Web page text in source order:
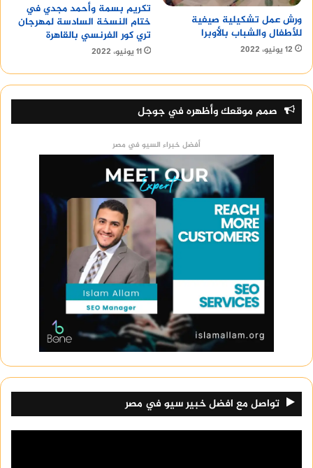
ورش عمل تشكيلية صيفية
للأطفال والشباب بالأوبرا
12 يونيو، 2022
تكريم بسمة وأحمد مجدي في
ختام النسخة السادسة لمهرجان
تري كور الفرنسي بالقاهرة
11 يونيو، 2022
صمم موقعك وأظهره في جوجل
أفضل خبراء السيو في مصر
تواصل مع افضل خبير سيو في مصر